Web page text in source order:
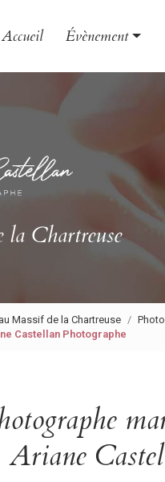
Accueil Évènement
Mariage
la Chartreuse
Massif de la Chartreuse
Castellan Photographe
Ariane